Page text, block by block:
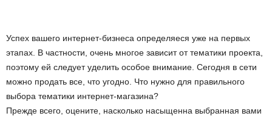
Успех вашего интернет-бизнеса определяеся уже на первых
этапах. В частности, очень многое зависит от тематики проекта,
поэтому ей следует уделить особое внимание. Сегодня в сети
можно продать все, что угодно. Что нужно для правильного
выбора тематики интернет-магазина?
Прежде всего, оцените, насколько насыщенна выбранная вами